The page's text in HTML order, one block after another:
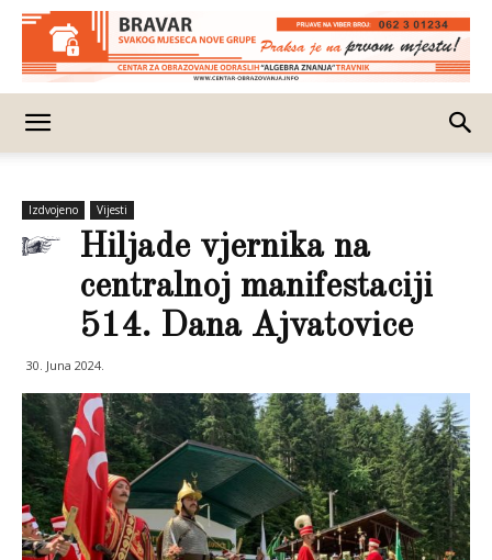
Izdvojeno Vijesti
Hiljade vjernika na
centralnoj manifestaciji
514. Dana Ajvatovice
30. Juna 2024.